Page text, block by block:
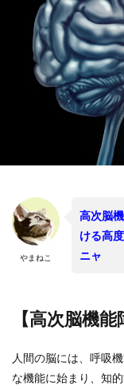
やまねこ
高次脳
ける高
ニャ
【高次脳機能
人間の脳には、呼吸
な機能に始まり、知